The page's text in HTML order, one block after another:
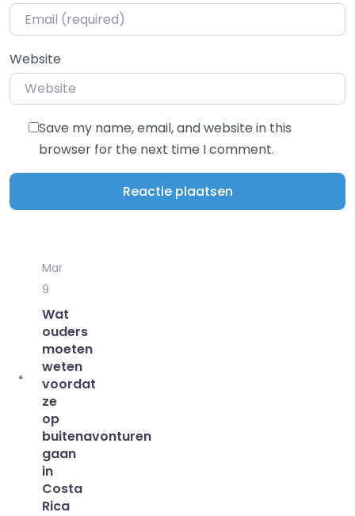
Website
Save my name, email, and website in this
browser for the next time I comment.
Mar
9
Wat
ouders
moeten
weten
voordat
ze
op
buitenavonturen
gaan
in
Costa
Rica